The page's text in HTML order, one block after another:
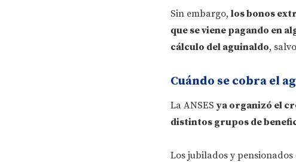
Sin embargo, los bonos
que se viene pagando en
cálculo del aguinaldo,
Cuándo se cobra el
La ANSES ya organizó el
distintos grupos de
Los jubilados y